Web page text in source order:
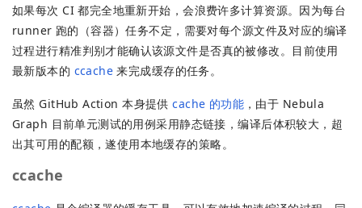
如果每次 CI 都完全地重新开始，会浪费许多计算资源。因为每台
runner 跑的（容器）任务不定，需要对每个源文件及对应的编译
过程进行精准判别才能确认该源文件是否真的被修改。目前使用
最新版本的 ccache 来完成缓存的任务。
虽然 GitHub Action 本身提供cache 的功能 ，由于 Nebula
Graph 目前单元测试的用例采用静态链接，编译后体积较大，超
出其可用的配额，遂使用本地缓存的策略。
ccache